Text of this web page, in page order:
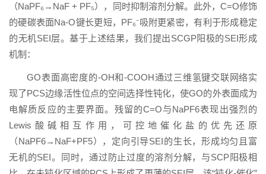
（NaPF₆→NaF + PF₅），同时抑制溶剂分解。此外，C=O修饰
的硬碳表面Na-O键长更短，PF₆⁻吸附更紧密，有利于形成稳定
的无机SEI层。基于上述结果，我们提出SCGP阳极的SEI形成
机制：
GO表面高密度的-OH和-COOH通过三维氢键交联网络实
现了PCS边缘活性位点的空间选择性钝化，使GO的外表面成为
电解质反应的主要界面。残留的C=O与NaPF6表现出强烈的
Lewis酸碱相互作用，可控地催化盐的优先还原
（NaPF6→NaF+PF5），定向引导SEI的生长，形成均匀且富
无机的SEI。同时，通过防止过度的溶剂分解，与SCP阳极相